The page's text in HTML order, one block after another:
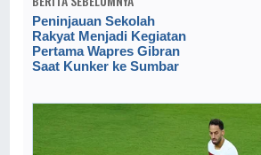
Peninjauan Sekolah
Rakyat Menjadi Kegiatan
Pertama Wapres Gibran
Saat Kunker ke Sumbar